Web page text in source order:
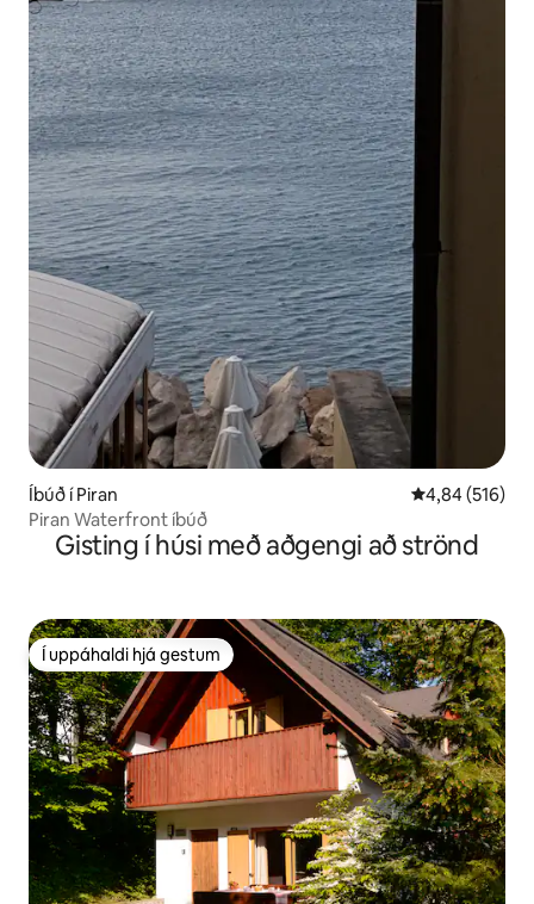
Íbúð í Piran 4,84 af 5 í
4,84 (516)
Piran Waterfront íbúð
Gisting í húsi með aðgengi að strönd
Í uppáhaldi hjá gestum
Í uppáhaldi hjá gestum